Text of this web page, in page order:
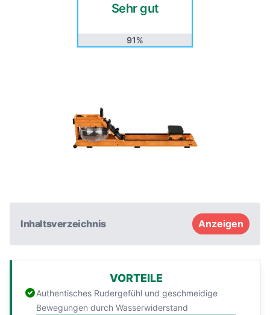
Sehr gut
91%
Inhaltsverzeichnis Anzeigen
VORTEILE
Authentisches Rudergefühl und geschmeidige
Bewegungen durch Wasserwiderstand